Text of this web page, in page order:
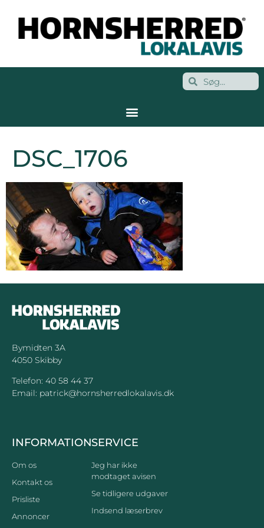
DSC_1706
Bymidten 3A
4050 Skibby
Telefon: 40 58 44 37
Email: patrick@hornsherredlokalavis.dk
INFORMATION
Om os
Kontakt os
Prisliste
Annoncer
SERVICE
Jeg har ikke
modtaget avisen
Se tidligere udgaver
Indsend læserbrev